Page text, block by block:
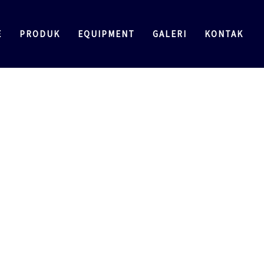
PRODUK EQUIPMENT GALERI KONTAK